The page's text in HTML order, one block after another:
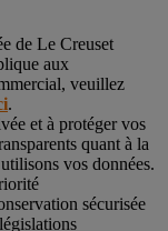
de Le Creuset
aux
veuillez
.
et à protéger vos
quant à la
vos données.
sécurisée